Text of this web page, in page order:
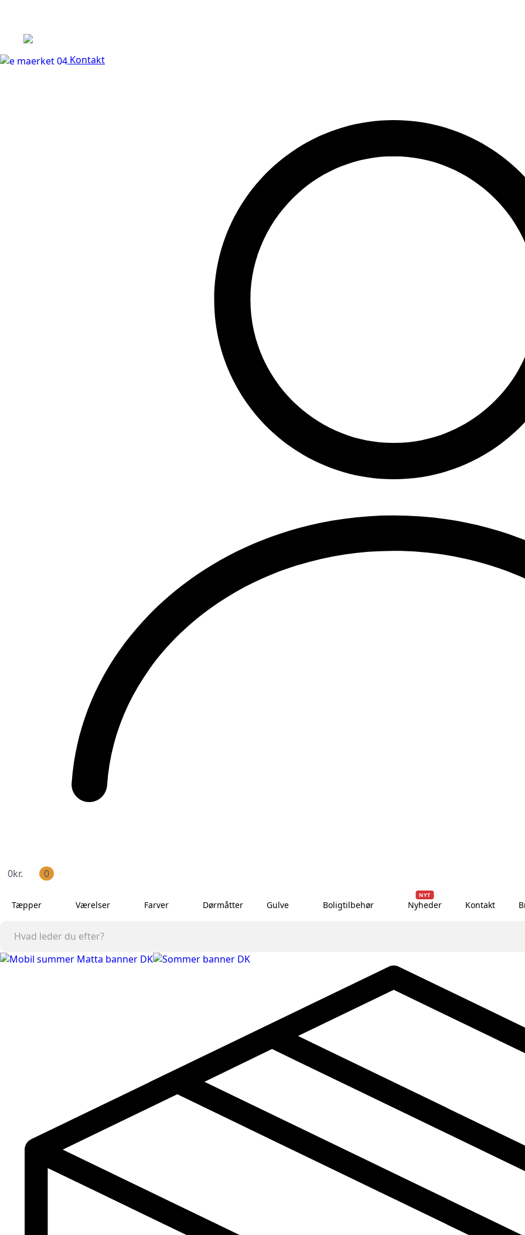
Kontakt
0kr. 0
Tæpper Værelser Farver Dørmåtter Gulve Boligtilbehør Nyheder
NYT
Kontakt